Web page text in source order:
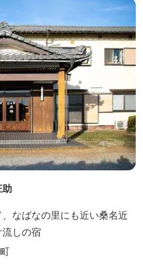
助
なばなの里にも近い桑名近
しの宿